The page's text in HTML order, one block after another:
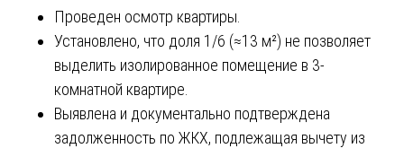
Проведен осмотр квартиры.
Установлено, что доля 1/6 (≈13 м²) не позволяет
выделить изолированное помещение в 3-
комнатной квартире.
Выявлена и документально подтверждена
задолженность по ЖКХ, подлежащая вычету из